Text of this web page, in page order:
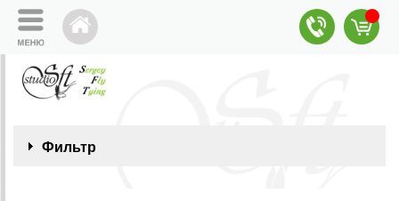
Фильтр